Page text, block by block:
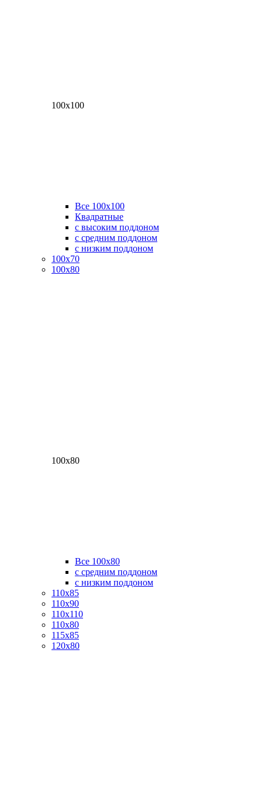
100х100
Все 100х100
Квадратные
с высоким поддоном
с средним поддоном
с низким поддоном
100х70
100х80
100х80
Все 100х80
с средним поддоном
с низким поддоном
110х85
110х90
110х110
110х80
115х85
120х80